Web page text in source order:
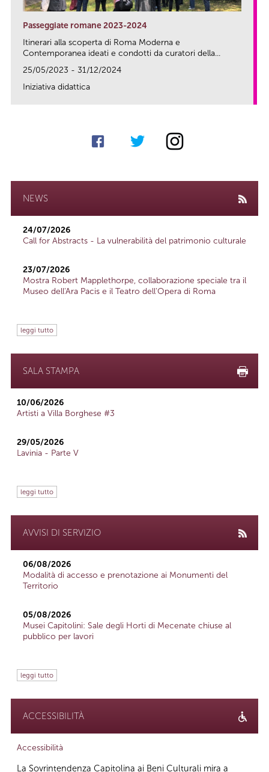
Passeggiate romane 2023-2024
Itinerari alla scoperta di Roma Moderna e
Contemporanea ideati e condotti da curatori della...
25/05/2023 - 31/12/2024
Iniziativa didattica
NEWS
24/07/2026
Call for Abstracts - La vulnerabilità del patrimonio culturale
23/07/2026
Mostra Robert Mapplethorpe, collaborazione speciale tra il
Museo dell'Ara Pacis e il Teatro dell'Opera di Roma
leggi tutto
SALA STAMPA
10/06/2026
Artisti a Villa Borghese #3
29/05/2026
Lavinia - Parte V
leggi tutto
AVVISI DI SERVIZIO
06/08/2026
Modalità di accesso e prenotazione ai Monumenti del
Territorio
05/08/2026
Musei Capitolini: Sale degli Horti di Mecenate chiuse al
pubblico per lavori
leggi tutto
ACCESSIBILITÀ
Accessibilità
La Sovrintendenza Capitolina ai Beni Culturali mira a